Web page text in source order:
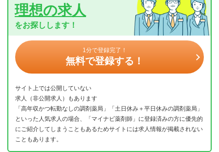
理想の求人
をお探しします！
1分で登録完了！
無料で登録する！
サイト上では公開していない
求人（非公開求人）もあります
「高年収かつ転勤なしの調剤薬局」「土日休み＋平日休みの調剤薬局」
といった人気求人の場合、「マイナビ薬剤師」に登録済みの方に優先的
にご紹介してしまうこともあるためサイトには求人情報が掲載されない
こともあります。